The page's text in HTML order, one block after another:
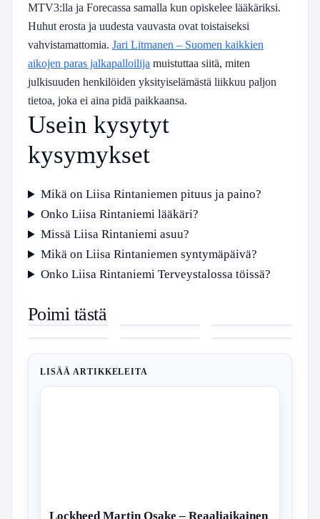
MTV3:lla ja Forecassa samalla kun opiskelee lääkäriksi.
Huhut erosta ja uudesta vauvasta ovat toistaiseksi
vahvistamattomia. Jari Litmanen – Suomen kaikkien
aikojen paras jalkapalloilija muistuttaa siitä, miten
julkisuuden henkilöiden yksityiselämästä liikkuu paljon
tietoa, joka ei aina pidä paikkaansa.
Usein kysytyt
kysymykset
Mikä on Liisa Rintaniemen pituus ja paino?
Onko Liisa Rintaniemi lääkäri?
Missä Liisa Rintaniemi asuu?
Mikä on Liisa Rintaniemen syntymäpäivä?
Onko Liisa Rintaniemi Terveystalossa töissä?
Poimi tästä
Ulkomaat –
Tuoreimmat
Netflixissä
ensioireet
Pizza Hut
Oulu –
hinnasto
indeksi –
Benz CLA –
LISÄÄ ARTIKKELEITA
Lockheed Martin Osake – Reaaliaikainen